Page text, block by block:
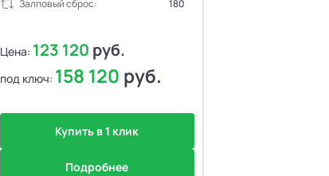
Залповый сброс:
180
Цена: 123 120 руб.
под ключ: 158 120 руб.
Купить в 1 клик
Подробнее